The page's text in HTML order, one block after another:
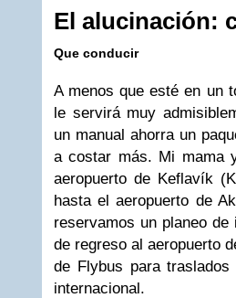
El alucinación:
Que conducir
A menos que esté en un
le servirá muy
un manual ahorra un
a costar más. Mi mama
aeropuerto de Keflavík
hasta el aeropuerto de
reservamos un planeo
de regreso al aeropuerto
de Flybus para
internacional.